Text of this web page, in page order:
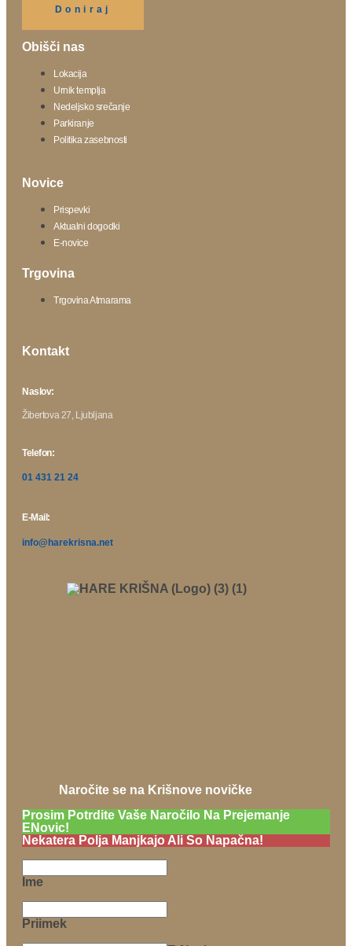
Doniraj
Obišči nas
Lokacija
Urnik templja
Nedeljsko srečanje
Parkiranje
Politika zasebnosti
Novice
Prispevki
Aktualni dogodki
E-novice
Trgovina
Trgovina Atmarama
Kontakt
Naslov:
Žibertova 27, Ljubljana
Telefon:
01 431 21 24
E-Mail:
info@harekrisna.net
Naročite se na Krišnove novičke
Prosim Potrdite Vaše Naročilo Na Prejemanje
ENovic!
Nekatera Polja Manjkajo Ali So Napačna!
Ime
Priimek